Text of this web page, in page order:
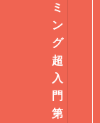
ミ
ン
グ
超
入
門
第